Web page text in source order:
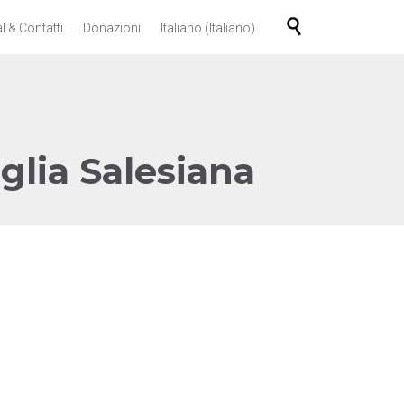
Skip
& Contatti Donazioni Italiano (Italiano) 
Salesiana